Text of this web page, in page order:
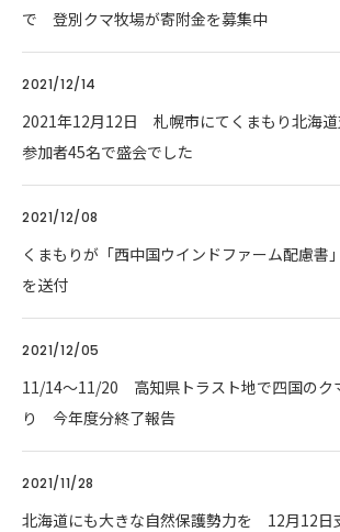
で 登別クマ牧場が寄附金を募集中
2021/12/14
2021年12月12日 札幌市にてくまもり北海
参加者45名で盛会でした
2021/12/08
くまもりが「西中国ウインドファーム配慮書
を送付
2021/12/05
11/14～11/20 高知県トラスト地で四国のク
り 今年度分終了報告
2021/11/28
北海道にも大きな自然保護勢力を 12月12日